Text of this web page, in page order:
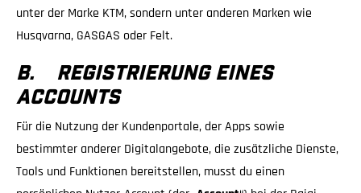
unter der Marke KTM, sondern unter anderen Marken wie
Husqvarna, GASGAS oder Felt.
B. REGISTRIERUNG EINES
ACCOUNTS
Für die Nutzung der Kundenportale, der Apps sowie
bestimmter anderer Digitalangebote, die zusätzliche Dienste,
Tools und Funktionen bereitstellen, musst du einen